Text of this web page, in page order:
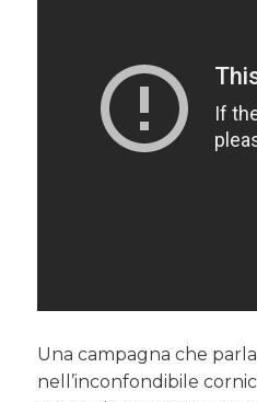
Una campagna che
nell’inconfondibile